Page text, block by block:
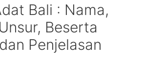
Bali : Nama,
Beserta
Penjelasan